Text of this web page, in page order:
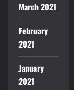
March 2021
February
2021
January
2021